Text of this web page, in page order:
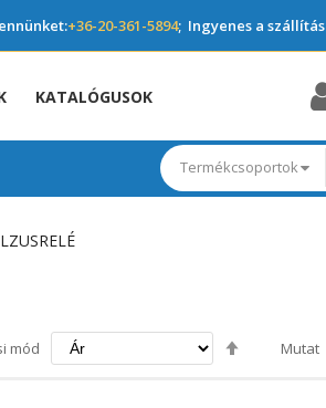
+36-20-361-5894; Ingyenes a szállítás
KATALÓGUSOK
Termékcsoportok
mód
Csökkenő
Mutat